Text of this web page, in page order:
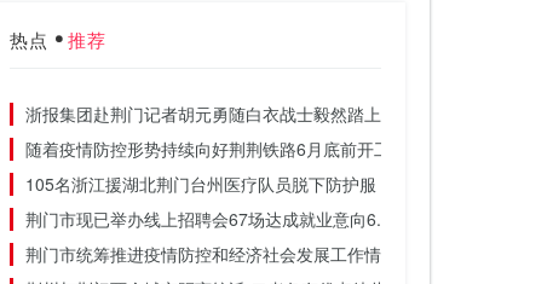
热点 推荐
浙报集团赴荆门记者胡元勇随白衣战士毅然踏上征途
随着疫情防控形势持续向好荆荆铁路6月底前开工
105名浙江援湖北荆门台州医疗队员脱下防护服 告别荆门的云彩启程
荆门市现已举办线上招聘会67场达成就业意向6.2万人
荆门市统筹推进疫情防控和经济社会发展工作情况